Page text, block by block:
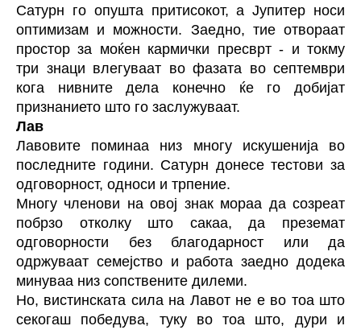
Сатурн го опушта притисокот, а Јупитер носи
оптимизам и можности. Заедно, тие отвораат
простор за моќен кармички пресврт - и токму
три знаци влегуваат во фазата во септември
кога нивните дела конечно ќе го добијат
признанието што го заслужуваат.
Лав
Лавовите поминаа низ многу искушенија во
последните години. Сатурн донесе тестови за
одговорност, односи и трпение.
Многу членови на овој знак мораа да созреат
побрзо отколку што сакаа, да преземат
одговорности без благодарност или да
одржуваат семејство и работа заедно додека
минуваа низ сопствените дилеми.
Но, вистинската сила на Лавот не е во тоа што
секогаш победува, туку во тоа што, дури и